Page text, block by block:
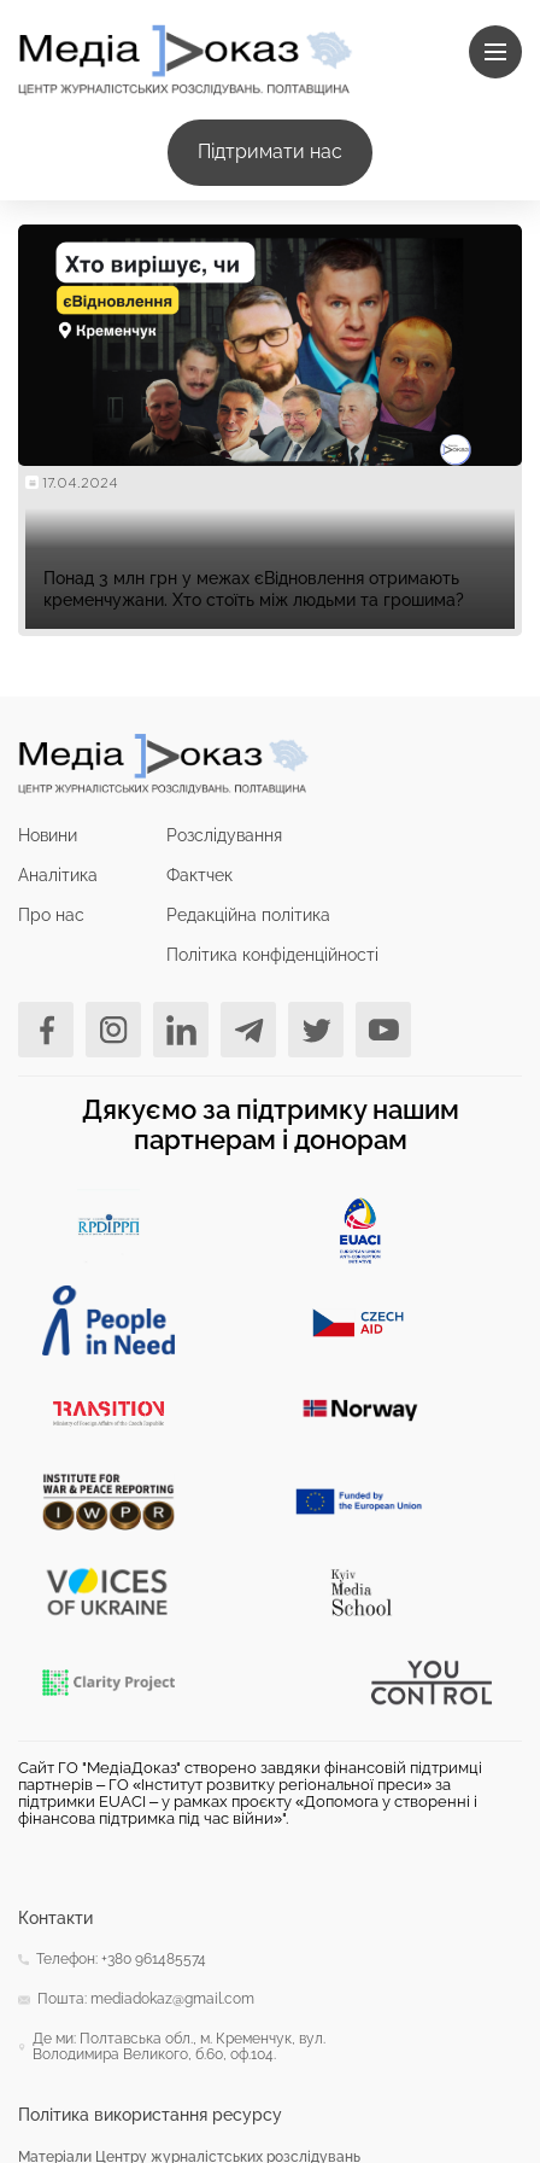
Підтримати нас
17.04.2024
Понад 3 млн грн у межах єВідновлення отримають
кременчужани. Хто стоїть між людьми та грошима?
Новини
Аналітика
Про нас
Розслідування
Фактчек
Редакційна політика
Політика конфіденційності
Дякуємо за підтримку нашим
партнерам і донорам
Сайт ГО "МедіаДоказ" створено завдяки фінансовій підтримці
партнерів – ГО «Інститут розвитку регіональної преси» за
підтримки EUACI – у рамках проєкту «Допомога у створенні і
фінансова підтримка під час війни»".
Політика використання ресурсу
Матеріали Центру журналістських розслідувань
Контакти
Телефон: +380 961485574
Пошта: mediadokaz@gmail.com
Де ми: Полтавська обл., м. Кременчук, вул.
Володимира Великого, б.60, оф.104.